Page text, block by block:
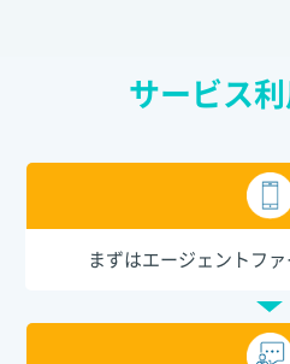
サービス
まずはエージェントフ